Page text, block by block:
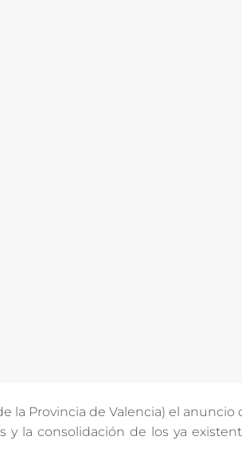
la Provincia de Valencia) el anuncio
y la consolidación de los ya